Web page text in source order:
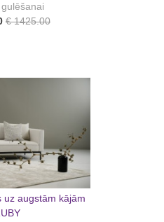
€ 1425.00
uz augstām kājām